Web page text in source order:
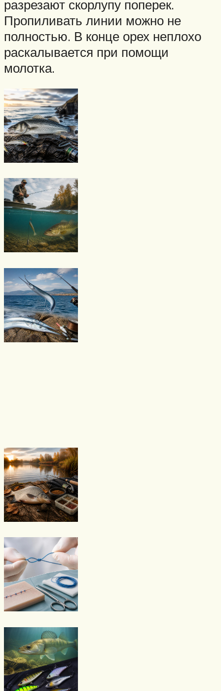
разрезают скорлупу поперек.
Пропиливать линии можно не
полностью. В конце орех неплохо
раскалывается при помощи
молотка.